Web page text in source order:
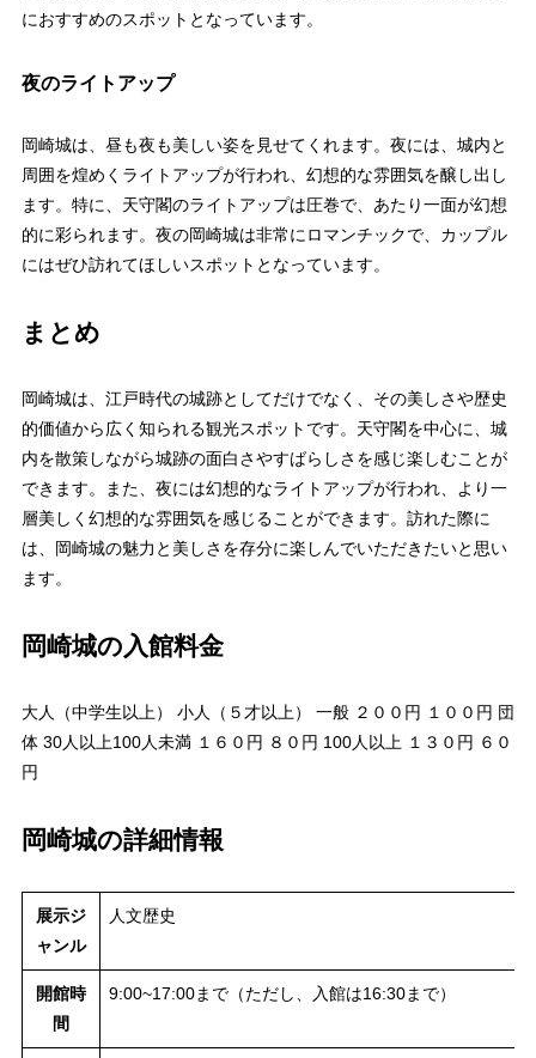
におすすめのスポットとなっています。
夜のライトアップ
岡崎城は、昼も夜も美しい姿を見せてくれます。夜には、城内と
周囲を煌めくライトアップが行われ、幻想的な雰囲気を醸し出し
ます。特に、天守閣のライトアップは圧巻で、あたり一面が幻想
的に彩られます。夜の岡崎城は非常にロマンチックで、カップル
にはぜひ訪れてほしいスポットとなっています。
まとめ
岡崎城は、江戸時代の城跡としてだけでなく、その美しさや歴史
的価値から広く知られる観光スポットです。天守閣を中心に、城
内を散策しながら城跡の面白さやすばらしさを感じ楽しむことが
できます。また、夜には幻想的なライトアップが行われ、より一
層美しく幻想的な雰囲気を感じることができます。訪れた際に
は、岡崎城の魅力と美しさを存分に楽しんでいただきたいと思い
ます。
岡崎城の入館料金
大人（中学生以上） 小人（５才以上） 一般 ２００円 １００円 団
体 30人以上100人未満 １６０円 ８０円 100人以上 １３０円 ６０
円
岡崎城の詳細情報
展示ジ
ャンル
人文歴史
開館時
間
9:00~17:00まで（ただし、入館は16:30まで）